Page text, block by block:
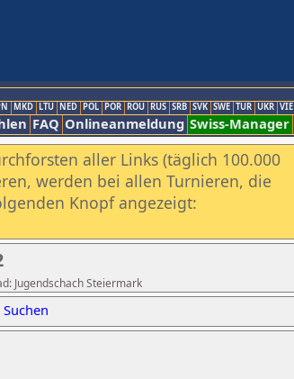
MKD LTU NED POL POR ROU RUS SRB SVK SWE TUR UKR VIE
FAQ Onlineanmeldung Swiss-Manager
aller Links (täglich 100.000
werden bei allen Turnieren, die
Knopf angezeigt:
Jugendschach Steiermark
Suchen